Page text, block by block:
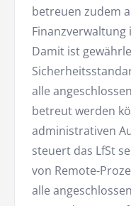
betreuen zudem
Finanzverwaltung
Damit ist
alle
betreut werden
administrativen
steuert das LfSt
von Remote-
alle